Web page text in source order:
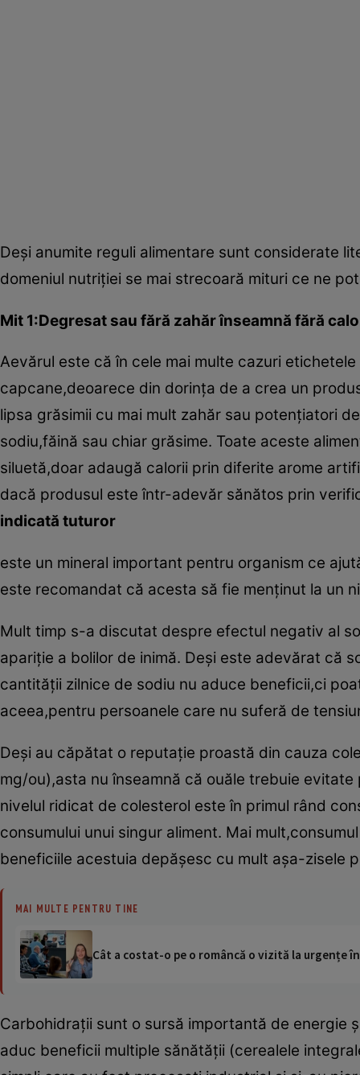
Deşi anumite reguli alimentare sunt considerate
domeniul nutriţiei se mai strecoară mituri ce ne
Mit 1:Degresat sau fără zahăr înseamnă fără
Aevărul este că în cele mai multe cazuri
capcane,deoarece din dorinţa de a crea un
lipsa grăsimii cu mai mult zahăr sau potenţiatori
sodiu,făină sau chiar grăsime. Toate aceste
siluetă,doar adaugă calorii prin diferite arome
dacă produsul este într-adevăr sănătos prin
indicată tuturor
este un mineral important pentru organism ce
este recomandat că acesta să fie menţinut la un
Mult timp s-a discutat despre efectul negativ al
apariţie a bolilor de inimă. Deşi este adevărat că
cantităţii zilnice de sodiu nu aduce beneficii,ci
aceea,pentru persoanele care nu suferă de
Deşi au căpătat o reputaţie proastă din cauza
mg/ou),asta nu înseamnă că ouăle trebuie
nivelul ridicat de colesterol este în primul rând
consumului unui singur aliment. Mai
beneficiile acestuia depăşesc cu mult aşa-zisele
MAI MULTE PENTRU TINE
Cât a costat-o pe o româncă o vizită la urgențe
Carbohidraţii sunt o sursă importantă de energie
aduc beneficii multiple sănătăţii (cerealele